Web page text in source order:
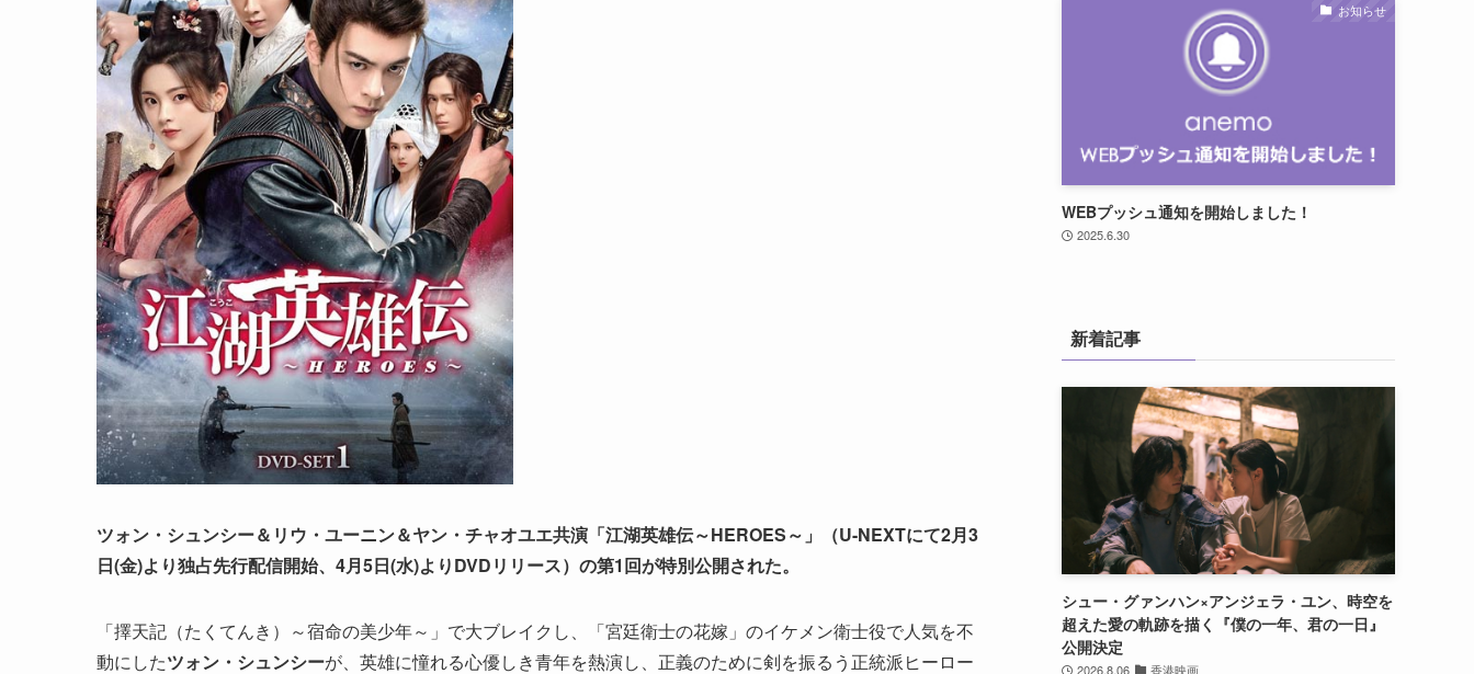
ツォン・シュンシー＆リウ・ユーニン＆ヤン・チャオユエ共演「江湖英雄伝～HEROES～」（U-NEXTにて2月3
日(金)より独占先行配信開始、4月5日(水)よりDVDリリース）の第1回が特別公開された。
「擇天記（たくてんき）～宿命の美少年～」で大ブレイクし、「宮廷衛士の花嫁」のイケメン衛士役で人気を不
動にしたツォン・シュンシーが、英雄に憧れる心優しき青年を熱演し、正義のために剣を振るう正統派ヒーロー
お知らせ
WEBプッシュ通知を開始しました！
2025.6.30
新着記事
シュー・グァンハン×アンジェラ・ユン、時空を
超えた愛の軌跡を描く『僕の一年、君の一日』
公開決定
2026.8.06 香港映画